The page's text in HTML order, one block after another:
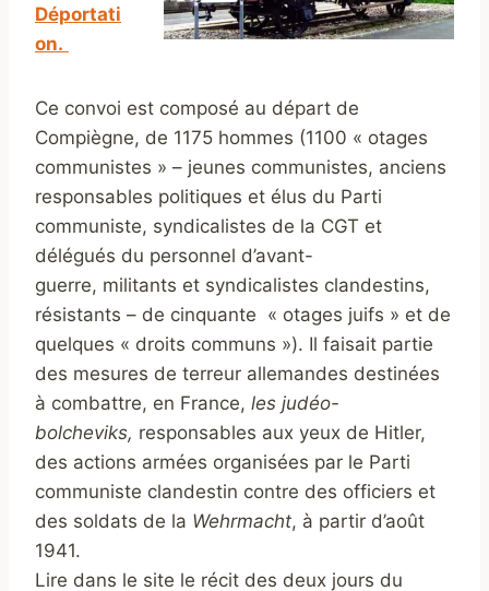
Déportati
on.
Ce convoi est composé au départ de
Compiègne, de 1175 hommes (1100 « otages
communistes » – jeunes communistes, anciens
responsables politiques et élus du Parti
communiste, syndicalistes de la CGT et
délégués du personnel d’avant-
guerre, militants et syndicalistes clandestins,
résistants – de cinquante « otages juifs » et de
quelques « droits communs »). Il faisait partie
des mesures de terreur allemandes destinées
à combattre, en France, les judéo-
bolcheviks, responsables aux yeux de Hitler,
des actions armées organisées par le Parti
communiste clandestin contre des officiers et
des soldats de la Wehrmacht, à partir d’août
1941.
Lire dans le site le récit des deux jours du